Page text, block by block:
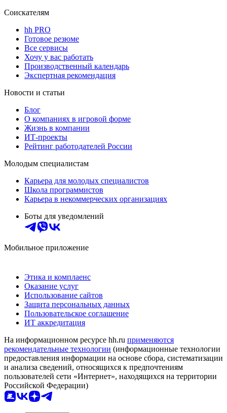
Соискателям
hh PRO
Готовое резюме
Все сервисы
Хочу у вас работать
Производственный календарь
Экспертная рекомендация
Новости и статьи
Блог
О компаниях в игровой форме
Жизнь в компании
ИТ-проекты
Рейтинг работодателей России
Молодым специалистам
Карьера для молодых специалистов
Школа программистов
Карьера в некоммерческих организациях
Боты для уведомлений
Мобильное приложение
Этика и комплаенс
Оказание услуг
Использование сайтов
Защита персональных данных
Пользовательское соглашение
ИТ аккредитация
На информационном ресурсе hh.ru применяются
рекомендательные технологии (информационные технологии
предоставления информации на основе сбора, систематизации
и анализа сведений, относящихся к предпочтениям
пользователей сети «Интернет», находящихся на территории
Российской Федерации)